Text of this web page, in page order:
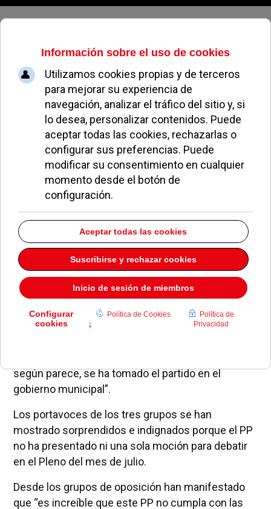
Jueves, 06 de agosto de 2026
La oposición indignada con el PP
por no presentar ninguna moción
en el Pleno
REDACCIÓN POLÍTICA 19 JULIO 2017
según parece, se ha tomado el partido en el
gobierno municipal”.
Los portavoces de los tres grupos se han
mostrado sorprendidos e indignados porque el PP
no ha presentado ni una sola moción para debatir
en el Pleno del mes de julio.
Desde los grupos de oposición han manifestado
que “es increíble que este PP no cumpla con las